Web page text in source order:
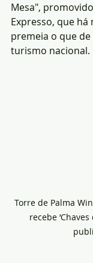
Mesa",
Expresso, que há
premeia o que
turismo nacional.
Torre de Palma
recebe